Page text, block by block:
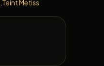
Teint Metiss